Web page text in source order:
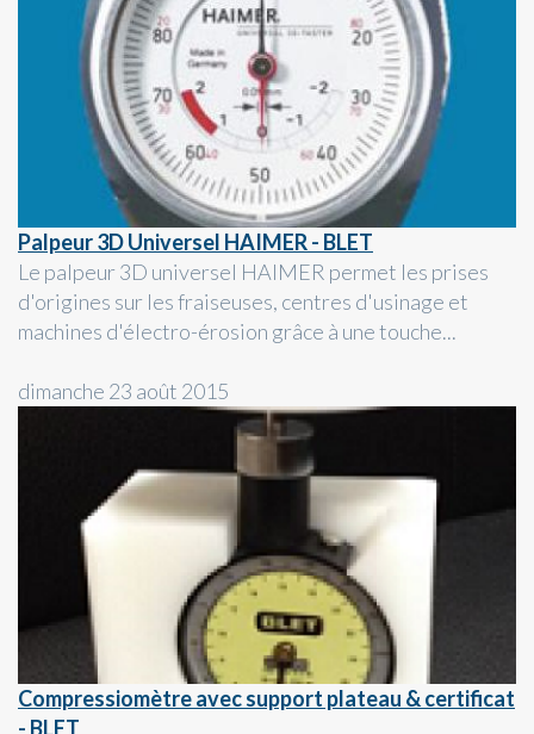
Palpeur 3D Universel HAIMER - BLET
Le palpeur 3D universel HAIMER permet les prises
d'origines sur les fraiseuses, centres d'usinage et
machines d'électro-érosion grâce à une touche...
dimanche 23 août 2015
Compressiomètre avec support plateau & certificat
- BLET